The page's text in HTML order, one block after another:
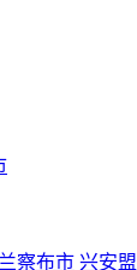
察布市 兴安盟